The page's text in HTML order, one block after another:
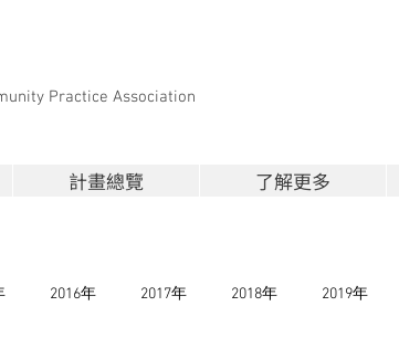
Practice Association
計畫總覽 了解更多
2016年 2017年 2018年 2019年